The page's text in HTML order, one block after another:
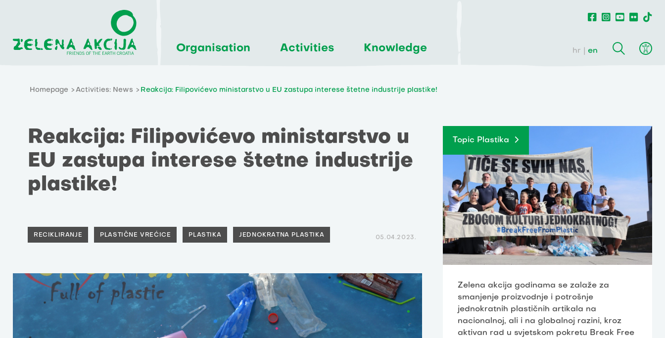
Organisation Activities Knowledge hr en
Homepage Activities: News Reakcija: Filipovićevo ministarstvo u EU zastupa interese štetne industrije plastike!
Reakcija: Filipovićevo ministarstvo u
EU zastupa interese štetne industrije
plastike!
RECIKLIRANJE PLASTIČNE VREĆICE PLASTIKA JEDNOKRATNA PLASTIKA 05.04.2023.
Topic Plastika
Zelena akcija godinama se zalaže za
smanjenje proizvodnje i potrošnje
jednokratnih plastičnih artikala na
nacionalnoj, ali i na globalnoj razini, kroz
aktivan rad u svjetskom pokretu Break Free